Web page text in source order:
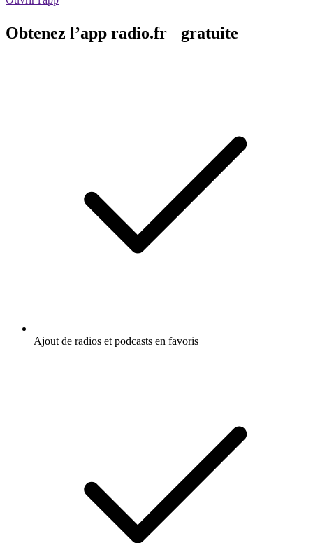
Obtenez l’app radio.fr gratuite
Ajout de radios et podcasts en favoris